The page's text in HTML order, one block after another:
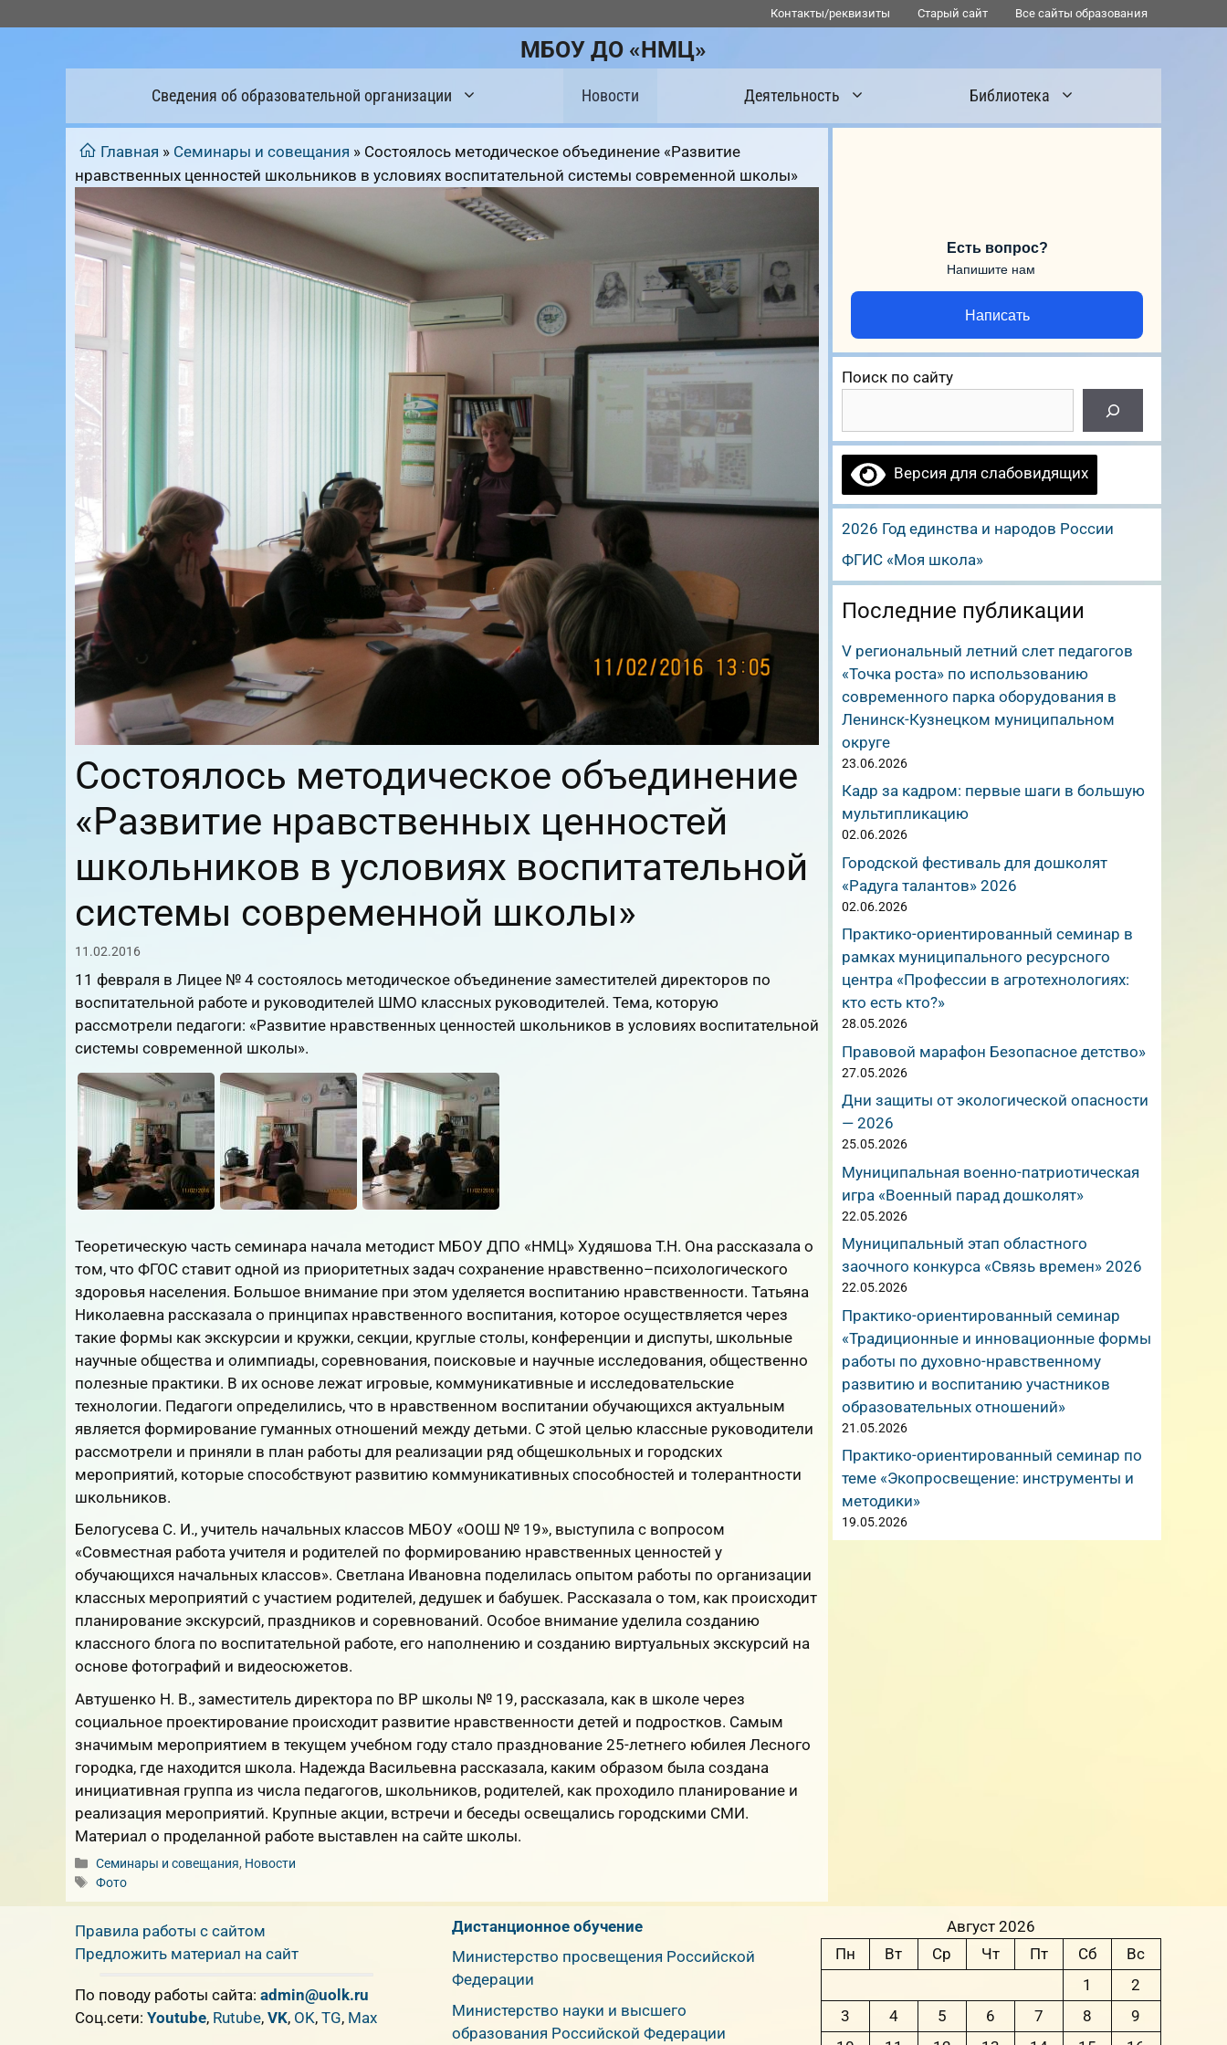
к
Контакты/реквизиты Старый сайт Все сайты образования
МБОУ ДО «НМЦ»
Сведения об образовательной организации Новости Деятельность Библиотека
Главная » Семинары и совещания » Состоялось методическое объединение «Развитие
нравственных ценностей школьников в условиях воспитательной системы современной школы»
Состоялось методическое объединение
«Развитие нравственных ценностей
школьников в условиях воспитательной
системы современной школы»
11.02.2016
11 февраля в Лицее № 4 состоялось методическое объединение заместителей директоров по
воспитательной работе и руководителей ШМО классных руководителей. Тема, которую
рассмотрели педагоги: «Развитие нравственных ценностей школьников в условиях воспитательной
системы современной школы».
Теоретическую часть семинара начала методист МБОУ ДПО «НМЦ» Худяшова Т.Н. Она рассказала о
том, что ФГОС ставит одной из приоритетных задач сохранение нравственно–психологического
здоровья населения. Большое внимание при этом уделяется воспитанию нравственности. Татьяна
Николаевна рассказала о принципах нравственного воспитания, которое осуществляется через
такие формы как экскурсии и кружки, секции, круглые столы, конференции и диспуты, школьные
научные общества и олимпиады, соревнования, поисковые и научные исследования, общественно
полезные практики. В их основе лежат игровые, коммуникативные и исследовательские
технологии. Педагоги определились, что в нравственном воспитании обучающихся актуальным
является формирование гуманных отношений между детьми. С этой целью классные руководители
рассмотрели и приняли в план работы для реализации ряд общешкольных и городских
мероприятий, которые способствуют развитию коммуникативных способностей и толерантности
школьников.
Белогусева С. И., учитель начальных классов МБОУ «ООШ № 19», выступила с вопросом
«Совместная работа учителя и родителей по формированию нравственных ценностей у
обучающихся начальных классов». Светлана Ивановна поделилась опытом работы по организации
классных мероприятий с участием родителей, дедушек и бабушек. Рассказала о том, как происходит
планирование экскурсий, праздников и соревнований. Особое внимание уделила созданию
классного блога по воспитательной работе, его наполнению и созданию виртуальных экскурсий на
основе фотографий и видеосюжетов.
Автушенко Н. В., заместитель директора по ВР школы № 19, рассказала, как в школе через
социальное проектирование происходит развитие нравственности детей и подростков. Самым
значимым мероприятием в текущем учебном году стало празднование 25-летнего юбилея Лесного
городка, где находится школа. Надежда Васильевна рассказала, каким образом была создана
инициативная группа из числа педагогов, школьников, родителей, как проходило планирование и
реализация мероприятий. Крупные акции, встречи и беседы освещались городскими СМИ.
Материал о проделанной работе выставлен на сайте школы.
Рубрики
Семинары и совещания, Новости
Метки
Фото
Есть вопрос?
Напишите нам
Написать
Поиск по сайту
Версия для слабовидящих
2026 Год единства и народов России
ФГИС «Моя школа»
Последние публикации
V региональный летний слет педагогов
«Точка роста» по использованию
современного парка оборудования в
Ленинск-Кузнецком муниципальном
округе
23.06.2026
Кадр за кадром: первые шаги в большую
мультипликацию
02.06.2026
Городской фестиваль для дошколят
«Радуга талантов» 2026
02.06.2026
Практико-ориентированный семинар в
рамках муниципального ресурсного
центра «Профессии в агротехнологиях:
кто есть кто?»
28.05.2026
Правовой марафон Безопасное детство»
27.05.2026
Дни защиты от экологической опасности
— 2026
25.05.2026
Муниципальная военно-патриотическая
игра «Военный парад дошколят»
22.05.2026
Муниципальный этап областного
заочного конкурса «Связь времен» 2026
22.05.2026
Практико-ориентированный семинар
«Традиционные и инновационные формы
работы по духовно-нравственному
развитию и воспитанию участников
образовательных отношений»
21.05.2026
Практико-ориентированный семинар по
теме «Экопросвещение: инструменты и
методики»
19.05.2026
Правила работы с сайтом
Предложить материал на сайт
По поводу работы сайта: admin@uolk.ru
Cоц.сети: Youtube, Rutube, VK, OK, TG, Max
Дистанционное обучение
Министерство просвещения Российской
Федерации
Министерство науки и высшего
образования Российской Федерации
Август 2026
Пн
Вт Ср Чт Пт Сб
Вс
1
2
3
4 5 6 7 8
9